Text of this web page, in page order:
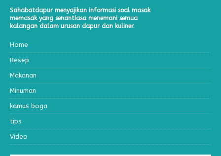
Sahabatdapur menyajikan informasi soal masak
memasak yang senantiasa menemani semua
kalangan dalam urusan dapur dan kuliner.
Home
Resep
Makanan
Minuman
kamus boga
tips
Video